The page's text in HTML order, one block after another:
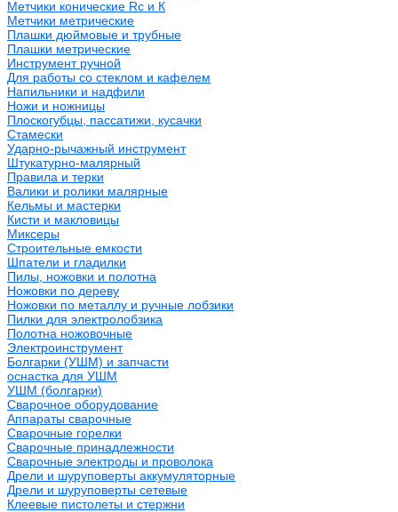
Метчики конические Rc и К
Метчики метрические
Плашки дюймовые и трубные
Плашки метрические
Инструмент ручной
Для работы со стеклом и кафелем
Напильники и надфили
Ножи и ножницы
Плоскогубцы, пассатижи, кусачки
Стамески
Ударно-рычажный инструмент
Штукатурно-малярный
Правила и терки
Валики и ролики малярные
Кельмы и мастерки
Кисти и макловицы
Миксеры
Строительные емкости
Шпатели и гладилки
Пилы, ножовки и полотна
Ножовки по дереву
Ножовки по металлу и ручные лобзики
Пилки для электролобзика
Полотна ножовочные
Электроинструмент
Болгарки (УШМ) и запчасти
оснастка для УШМ
УШМ (болгарки)
Сварочное оборудование
Аппараты сварочные
Сварочные горелки
Сварочные принадлежности
Сварочные электроды и проволока
Дрели и шуруповерты аккумуляторные
Дрели и шуруповерты сетевые
Клеевые пистолеты и стержни